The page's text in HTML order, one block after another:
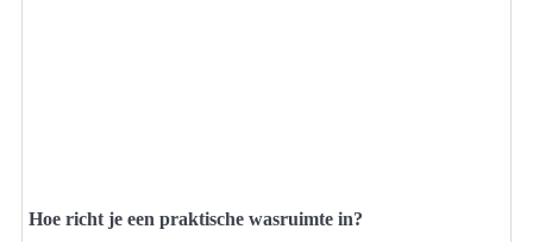
Hoe richt je een praktische wasruimte in?